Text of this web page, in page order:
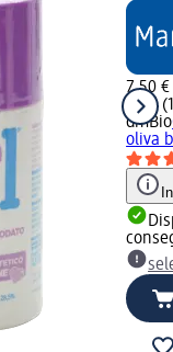
7,50 €
0,5 l
dmBio
oliva